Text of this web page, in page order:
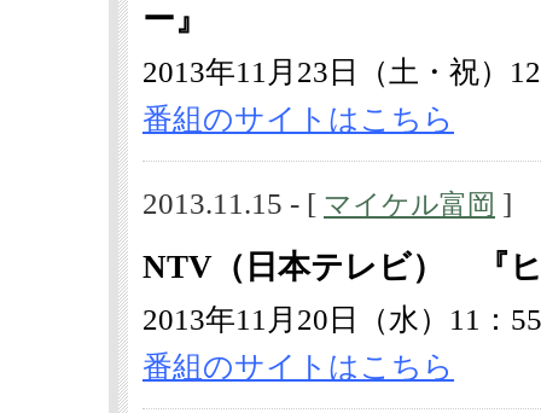
ー』
2013年11月23日（土・祝）
番組のサイトはこちら
2013.11.15 - [ マイケル富岡 ]
NTV（日本テレビ） 『
2013年11月20日（水）11：
番組のサイトはこちら